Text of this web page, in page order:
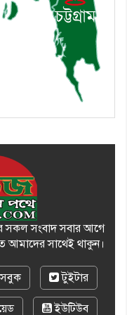
ইউপি সদস্যকে
প্রাণনাশের হুমকির
সকল সংবাদ সবার আগে
আমাদের সাথেই থাকুন।
টুইটার
ইউটিউব